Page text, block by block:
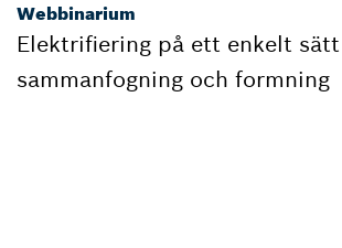
Webbinarium
Elektrifiering på ett enkelt
sammanfogning och formning